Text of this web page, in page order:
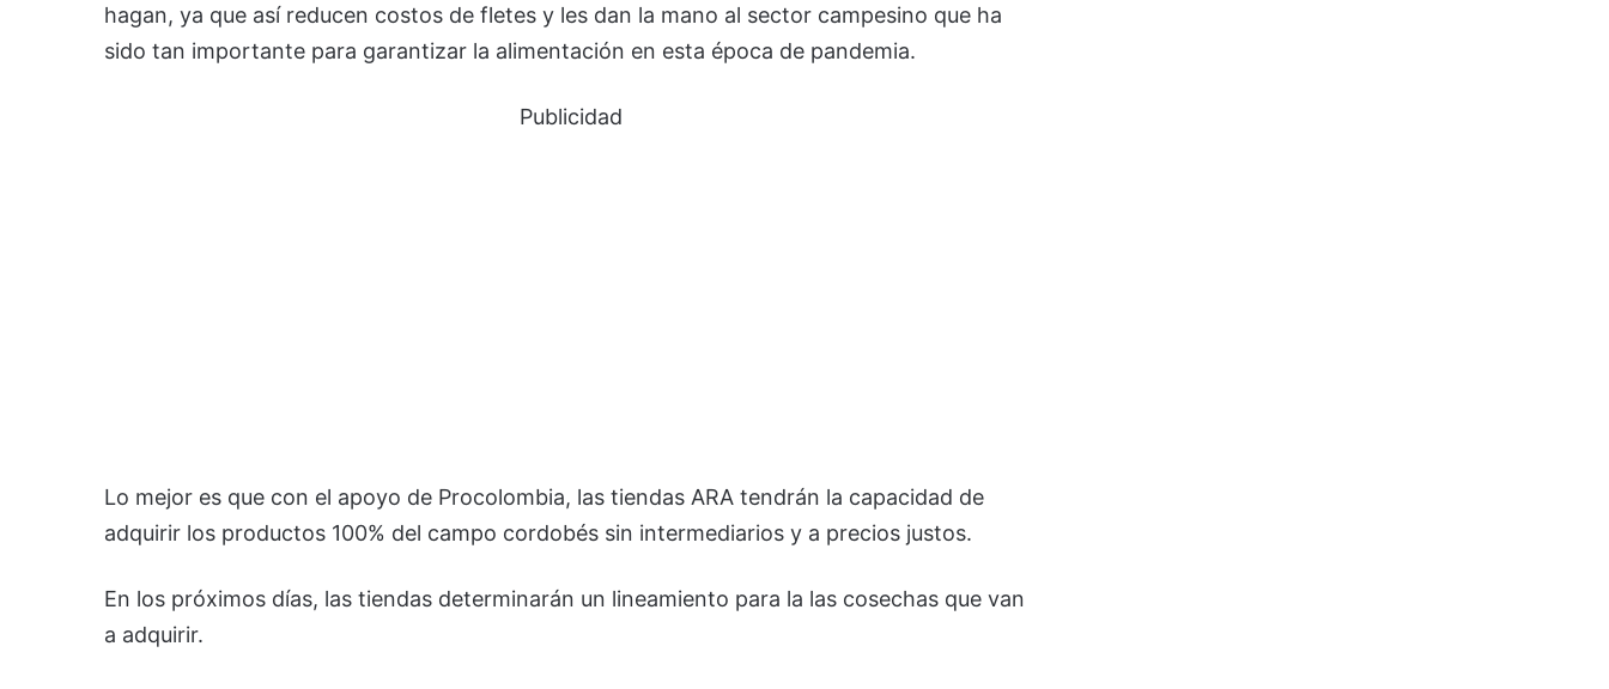
hagan, ya que así reducen costos de fletes y les dan la mano al sector campesino que ha
sido tan importante para garantizar la alimentación en esta época de pandemia.
Publicidad
Lo mejor es que con el apoyo de Procolombia, las tiendas ARA tendrán la capacidad de
adquirir los productos 100% del campo cordobés sin intermediarios y a precios justos.
En los próximos días, las tiendas determinarán un lineamiento para la las cosechas que van
a adquirir.